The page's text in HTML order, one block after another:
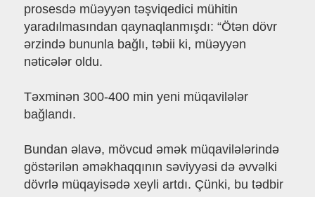
prosesdə müəyyən təşviqedici mühitin
yaradılmasından qaynaqlanmışdı: “Ötən dövr
ərzində bununla bağlı, təbii ki, müəyyən
nəticələr oldu.
Təxminən 300-400 min yeni müqavilələr
bağlandı.
Bundan əlavə, mövcud əmək müqavilələrində
göstərilən əməkhaqqının səviyyəsi də əvvəlki
dövrlə müqayisədə xeyli artdı. Çünki, bu tədbir